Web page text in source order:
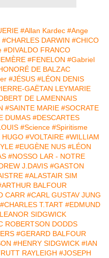
#Allan Kardec #Ange
#CHARLES DARWIN #CHICO
#DIVALDO FRANCO
#FENELON #Gabriel
DE BALZAC
#JÉSUS #LÉON DENIS
GAËTAN LEYMARIE
DE LAMENNAIS
#SAINTE MARIE #SOCRATE
DUMAS #DESCARTES
#Science #Spiritisme
HUGO #VOLTAIRE #WILLIAM
#EUGÈNE NUS #LÉON
#NOSSO LAR - NOTRE
J.DAVIS #GASTON
#ALASTAIR SIM
BALFOUR
CARR #CARL GUSTAV JUNG
#CHARLES T.TART #EDMUND
SIDGWICK
ROBERTSON DODDS
#GERARD BALFOUR
#HENRY SIDGWICK #IAN
RAYLEIGH #JOSEPH